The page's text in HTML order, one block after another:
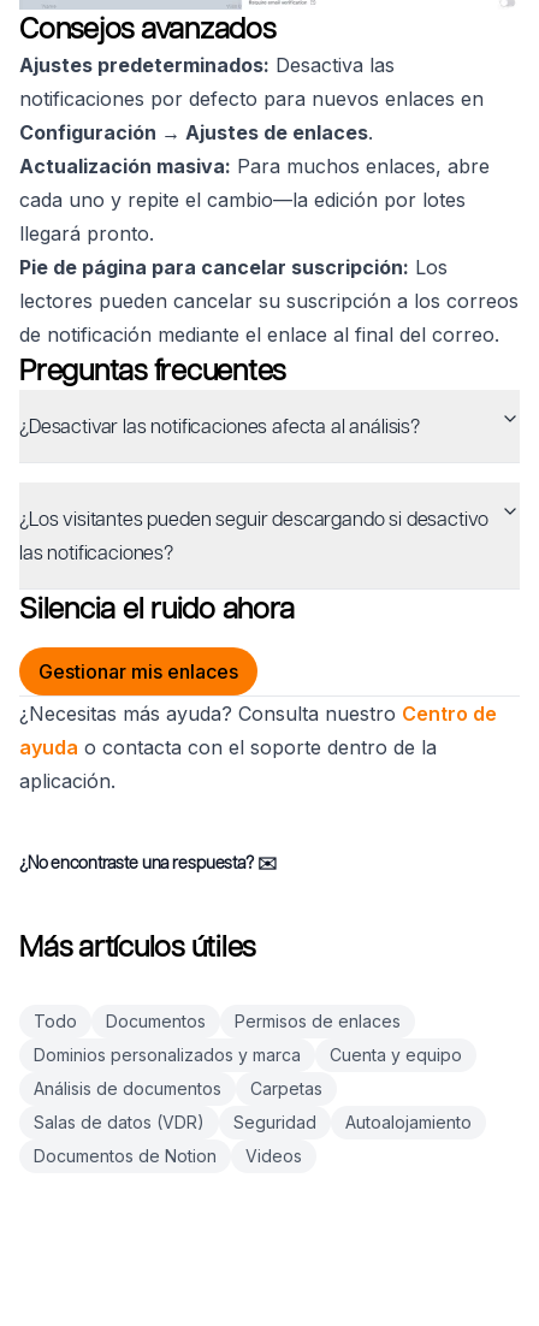
Consejos avanzados
Ajustes predeterminados: Desactiva las
notificaciones por defecto para nuevos enlaces en
Configuración → Ajustes de enlaces.
Actualización masiva: Para muchos enlaces, abre
cada uno y repite el cambio—la edición por lotes
llegará pronto.
Pie de página para cancelar suscripción: Los
lectores pueden cancelar su suscripción a los correos
de notificación mediante el enlace al final del correo.
Preguntas frecuentes
¿Desactivar las notificaciones afecta al análisis?
¿Los visitantes pueden seguir descargando si desactivo
las notificaciones?
Silencia el ruido ahora
Gestionar mis enlaces
¿Necesitas más ayuda? Consulta nuestro Centro de
ayuda o contacta con el soporte dentro de la
aplicación.
¿No encontraste una respuesta? ✉️
Más artículos útiles
Todo Documentos
Permisos de enlaces
Dominios personalizados y marca
Cuenta y equipo
Análisis de documentos
Carpetas
Salas de datos (VDR)
Seguridad
Autoalojamiento
Documentos de Notion
Videos